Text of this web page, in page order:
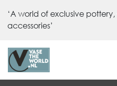
‘A world of exclusive
accessories’